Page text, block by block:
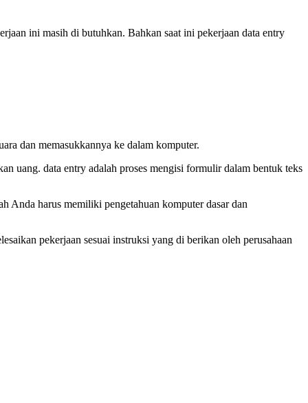
ini masih di butuhkan. Bahkan saat ini pekerjaan data entry
dan memasukkannya ke dalam komputer.
uang. data entry adalah proses mengisi formulir dalam bentuk teks
Anda harus memiliki pengetahuan komputer dasar dan
pekerjaan sesuai instruksi yang di berikan oleh perusahaan